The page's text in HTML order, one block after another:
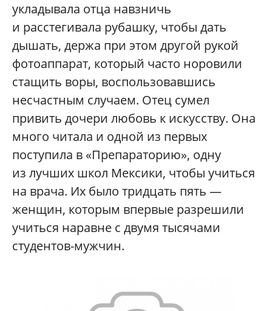
укладывала отца навзничь
и расстегивала рубашку, чтобы дать
дышать, держа при этом другой рукой
фотоаппарат, который часто норовили
стащить воры, воспользовавшись
несчастным случаем. Отец сумел
привить дочери любовь к искусству. Она
много читала и одной из первых
поступила в «Препараторию», одну
из лучших школ Мексики, чтобы учиться
на врача. Их было тридцать пять —
женщин, которым впервые разрешили
учиться наравне с двумя тысячами
студентов-мужчин.